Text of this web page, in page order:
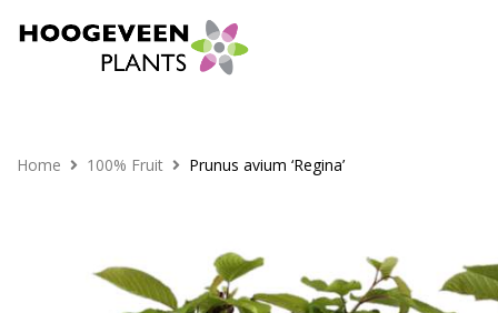
Home 100% Fruit Prunus avium ‘Regina’